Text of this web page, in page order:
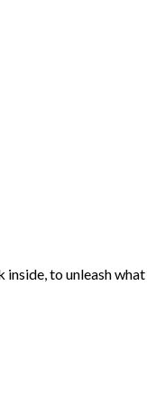
to unleash what